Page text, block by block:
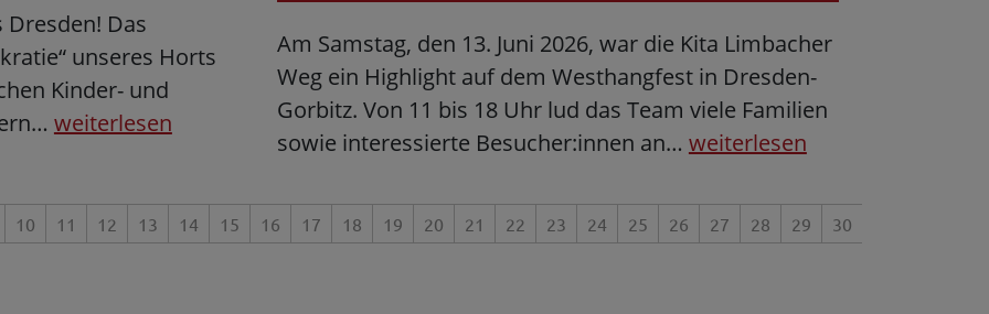
Das
unseres Horts
Kinder- und
weiterlesen
Am Samstag, den 13. Juni 2026, war die Kita Limbacher
Weg ein Highlight auf dem Westhangfest in Dresden-
Gorbitz. Von 11 bis 18 Uhr lud das Team viele Familien
sowie interessierte Besucher:innen an… weiterlesen
10 11 12 13 14 15 16 17 18 19 20 21 22 23 24 25 26 27 28 29
30